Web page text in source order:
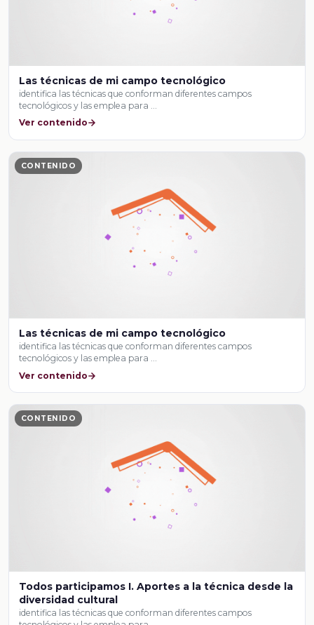
Las técnicas de mi campo tecnológico
identifica las técnicas que conforman diferentes campos
tecnológicos y las emplea para …
Ver contenido
CONTENIDO
Las técnicas de mi campo tecnológico
identifica las técnicas que conforman diferentes campos
tecnológicos y las emplea para …
Ver contenido
CONTENIDO
Todos participamos I. Aportes a la técnica desde la
diversidad cultural
identifica las técnicas que conforman diferentes campos